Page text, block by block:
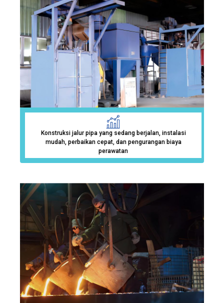
Konstruksi jalur pipa yang sedang berjalan, instalasi
mudah, perbaikan cepat, dan pengurangan biaya
perawatan